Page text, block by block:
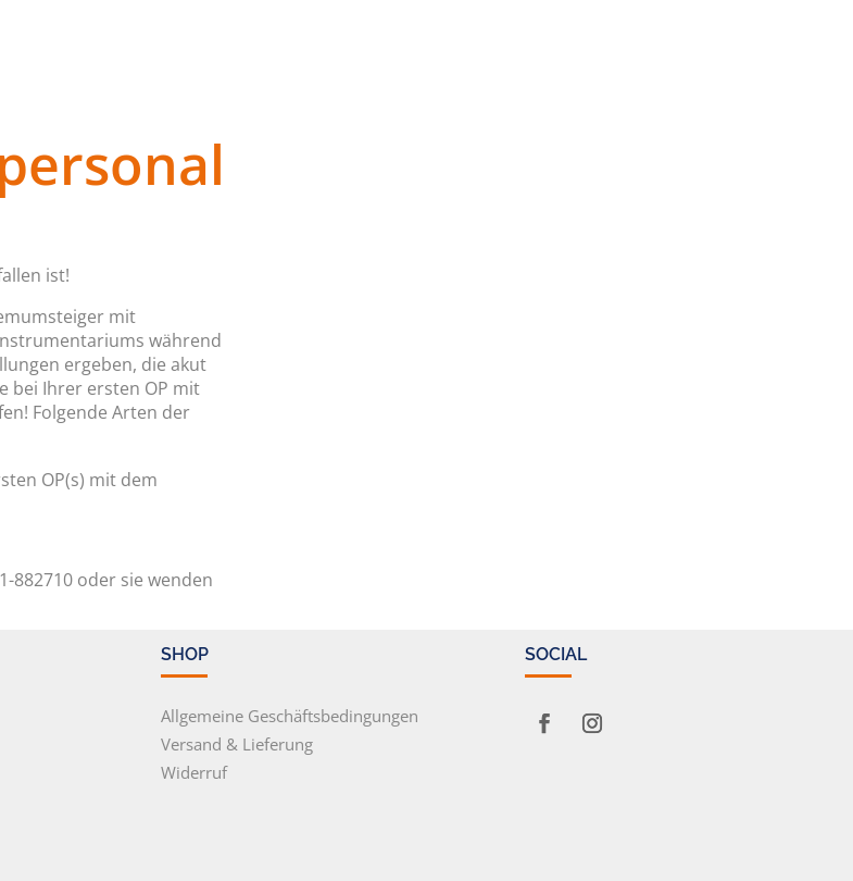
ist!
mit
während
ergeben, die akut
bei Ihrer ersten OP mit
Folgende Arten der
OP(s) mit dem
882710 oder sie wenden
SHOP
Allgemeine Geschäftsbedingungen
Versand & Lieferung
Widerruf
SOCIAL